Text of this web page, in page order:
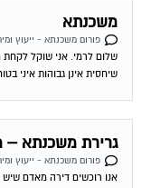
משכנתא
פורום משכנתא - ייעוץ
שלום לרמי. אני שוקל לקחת
שיחסית אינן גבוהות איני
גרירת משכנתא –
פורום משכנתא - ייעוץ
אנו רוכשים דירה מאדם שיש